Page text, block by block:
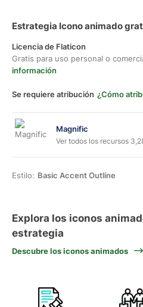
Estrategia Icono animado
Licencia de Flaticon
Gratis para uso personal o
información
Se requiere atribución ¿Cómo
Magnific
Ver todos los recursos
Estilo: Basic Accent Outline
Explora los iconos
estrategia
Descubre los iconos animados